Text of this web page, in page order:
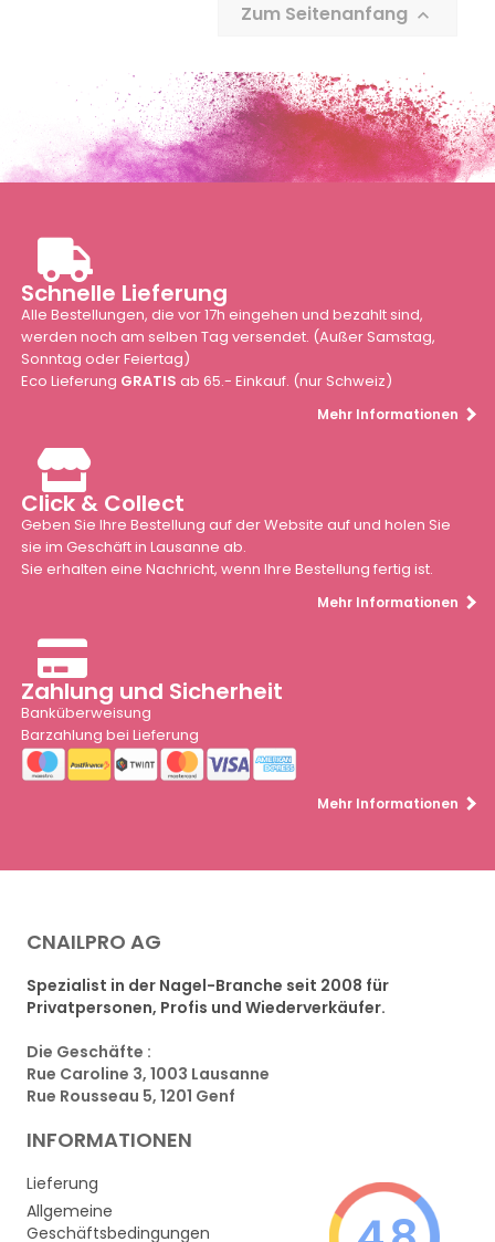
Zum Seitenanfang 
Schnelle Lieferung
Alle Bestellungen, die vor 17h eingehen und bezahlt sind,
werden noch am selben Tag versendet. (Außer Samstag,
Sonntag oder Feiertag)
Eco Lieferung GRATIS ab 65.- Einkauf. (nur Schweiz)
Mehr Informationen
Click & Collect
Geben Sie Ihre Bestellung auf der Website auf und holen Sie
sie im Geschäft in Lausanne ab.
Sie erhalten eine Nachricht, wenn Ihre Bestellung fertig ist.
Mehr Informationen
Zahlung und Sicherheit
Banküberweisung
Barzahlung bei Lieferung
Mehr Informationen
CNAILPRO AG
Spezialist in der Nagel-Branche seit 2008 für
Privatpersonen, Profis und Wiederverkäufer.
Die Geschäfte :
Rue Caroline 3, 1003 Lausanne
Rue Rousseau 5, 1201 Genf
INFORMATIONEN
Lieferung
Allgemeine
Geschäftsbedingungen